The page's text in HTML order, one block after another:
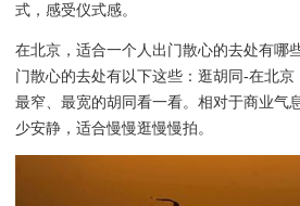
式，感受仪式感。
在北京，适合一个人出门散心的去处有哪
门散心的去处有以下这些：逛胡同-在北京
最窄、最宽的胡同看一看。相对于商业气
少安静，适合慢慢逛慢慢拍。